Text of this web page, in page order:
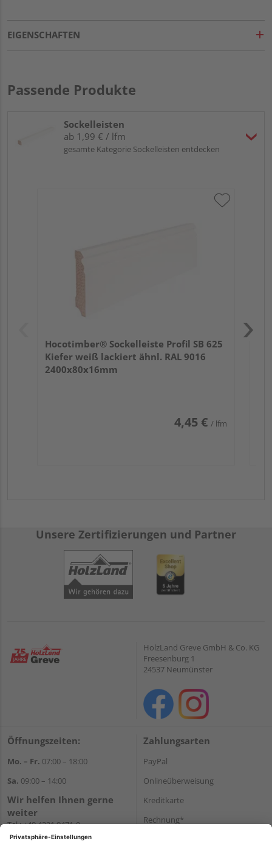
EIGENSCHAFTEN
Passende Produkte
Sockelleisten
ab 1,99 € / lfm
gesamte Kategorie Sockelleisten entdecken
Hocotimber® Sockelleiste Profil SB 625
Kiefer weiß lackiert ähnl. RAL 9016
2400x80x16mm
4,45 € / lfm
Unsere Zertifizierungen und Partner
HolzLand Greve GmbH & Co. KG
Freesenburg 1
24537 Neumünster
Öffnungszeiten:
Mo. – Fr. 07:00 – 18:00
Sa. 09:00 – 14:00
Wir helfen Ihnen gerne
weiter
Tel.:+49 4321 9471-0
E-Mail:shop@holzland-greve.de
Zahlungsarten
PayPal
Onlineüberweisung
Kreditkarte
Rechnung*